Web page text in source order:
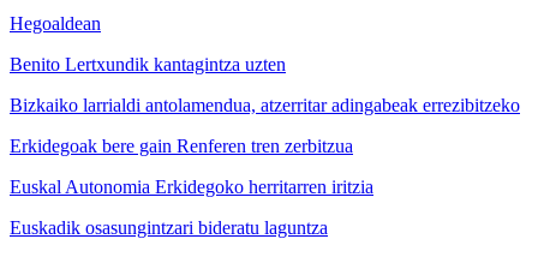
Hegoaldean
Benito Lertxundik kantagintza uzten
Bizkaiko larrialdi antolamendua, atzerritar adingabeak errezibitzeko
Erkidegoak bere gain Renferen tren zerbitzua
Euskal Autonomia Erkidegoko herritarren iritzia
Euskadik osasungintzari bideratu laguntza